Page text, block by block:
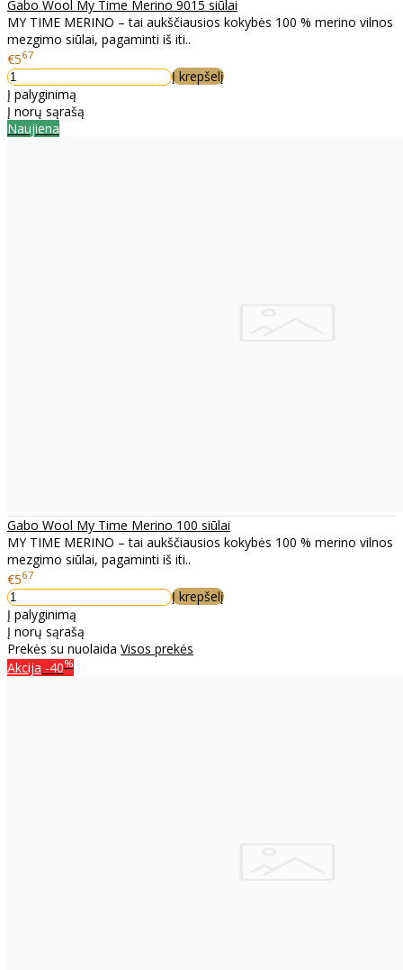
Gabo Wool My Time Merino 9015 siūlai
MY TIME MERINO – tai aukščiausios kokybės 100 % merino vilnos
mezgimo siūlai, pagaminti iš iti..
€567
Į krepšelį
Į palyginimą
Į norų sąrašą
Naujiena
Gabo Wool My Time Merino 100 siūlai
MY TIME MERINO – tai aukščiausios kokybės 100 % merino vilnos
mezgimo siūlai, pagaminti iš iti..
€567
Į krepšelį
Į palyginimą
Į norų sąrašą
Prekės su nuolaida Visos prekės
Akcija -40%